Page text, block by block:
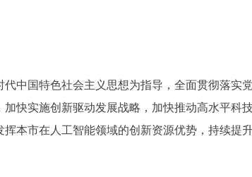
国特色社会主义思想为指导，全面贯彻落实
加快实施创新驱动发展战略，加快推动高水平科
挥本市在人工智能领域的创新资源优势，持续提